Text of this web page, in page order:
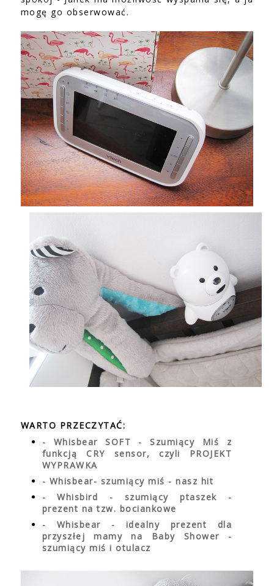
mogę go obserwować.
WARTO PRZECZYTAĆ:
- Whisbear SOFT - Szumiący Miś z
funkcją CRY sensor, czyli PROJEKT
WYPRAWKA
- Whisbear- szumiący miś - nasz hit
- Whisbird - szumiący ptaszek -
prezent na tzw. bociankowe
- Whisbear - idealny prezent dla
przyszłej mamy na Baby Shower -
szumiący miś i otulacz